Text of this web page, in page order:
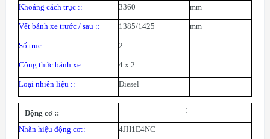
Khoảng cách trục :: 3360 mm
Vết bánh xe trước / sau :: 1385/1425 mm
Số trục :: 2
Công thức bánh xe :: 4 x 2
Loại nhiên liệu :: Diesel
Động cơ :: :
Nhãn hiệu động cơ:: 4JH1E4NC